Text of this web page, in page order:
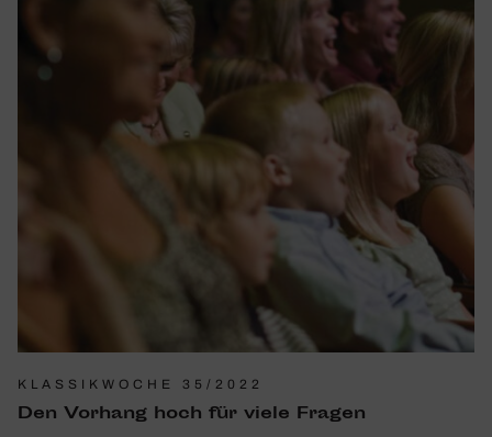
KLASSIKWOCHE 35/2022
Den Vorhang hoch für viele Fragen